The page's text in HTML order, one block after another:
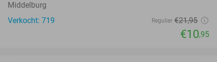
Middelburg
Verkocht: 719
Regulier €21,95
€10,95